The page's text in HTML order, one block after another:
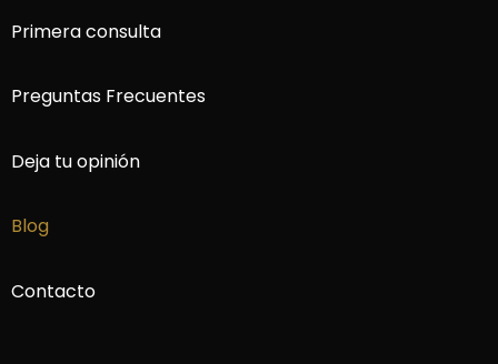
Primera consulta
Preguntas Frecuentes
Deja tu opinión
Blog
Contacto